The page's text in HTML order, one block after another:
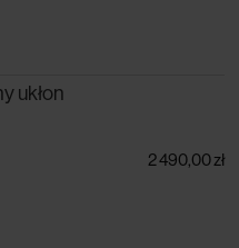
ukłon
2 490,00 zł